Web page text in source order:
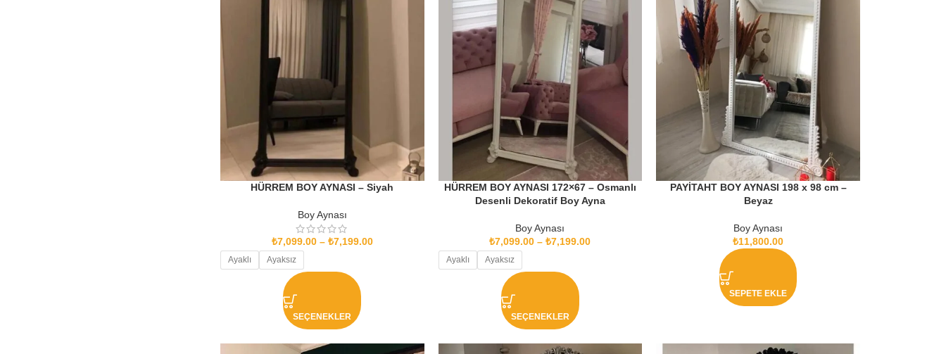
HÜRREM BOY AYNASI – Siyah
Boy Aynası
₺7,099.00 – ₺7,199.00
Ayaklı Ayaksız
SEÇENEKLER
HÜRREM BOY AYNASI 172×67 – Osmanlı
Desenli Dekoratif Boy Ayna
Boy Aynası
₺7,099.00 –₺7,199.00
Ayaklı Ayaksız
SEÇENEKLER
PAYİTAHT BOY AYNASI 198 x 98 cm –
Beyaz
Boy Aynası
₺11,800.00
SEPETE EKLE